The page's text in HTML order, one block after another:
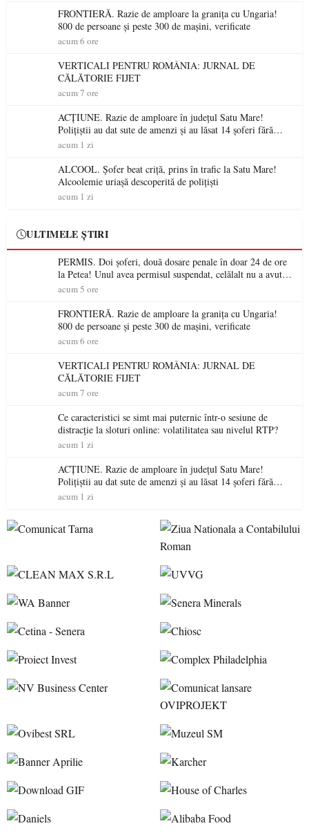
FRONTIERĂ. Razie de amploare la granița cu Ungaria!
800 de persoane și peste 300 de mașini, verificate
acum 6 ore
VERTICALI PENTRU ROMÂNIA: JURNAL DE
CĂLĂTORIE FIJET
acum 7 ore
ACȚIUNE. Razie de amploare în județul Satu Mare!
Polițiștii au dat sute de amenzi și au lăsat 14 șoferi fără
permis într-o singură zi
acum 1 zi
ALCOOL. Șofer beat criță, prins în trafic la Satu Mare!
Alcoolemie uriașă descoperită de polițiști
acum 1 zi
ULTIMELE ȘTIRI
PERMIS. Doi șoferi, două dosare penale în doar 24 de ore
la Petea! Unul avea permisul suspendat, celălalt nu a avut
niciodată permis
acum 5 ore
FRONTIERĂ. Razie de amploare la granița cu Ungaria!
800 de persoane și peste 300 de mașini, verificate
acum 6 ore
VERTICALI PENTRU ROMÂNIA: JURNAL DE
CĂLĂTORIE FIJET
acum 7 ore
Ce caracteristici se simt mai puternic într-o sesiune de
distracție la sloturi online: volatilitatea sau nivelul RTP?
acum 1 zi
ACȚIUNE. Razie de amploare în județul Satu Mare!
Polițiștii au dat sute de amenzi și au lăsat 14 șoferi fără
permis într-o singură zi
acum 1 zi